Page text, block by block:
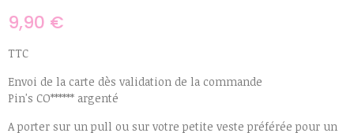
9,90 €
TTC
Envoi de la carte dès validation de la commande
Pin's CO****** argenté
A porter sur un pull ou sur votre petite veste préférée pour un